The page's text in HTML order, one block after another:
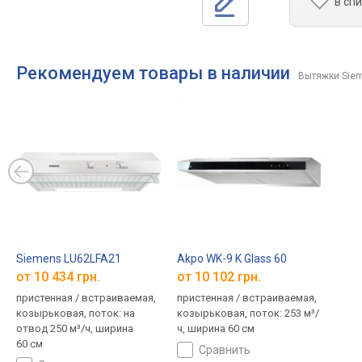
Рекомендуем товары в наличии Вытяжки
Siemens LU62LFA21
от 10 434 грн.
пристенная / встраиваемая,
козырьковая, поток: на
отвод 250 м³/ч, ширина
60 см
Akpo WK-9 K Glass 60
от 10 102 грн.
пристенная / встраиваемая,
козырьковая, поток: 253 м³/
ч, ширина 60 см
сравнить